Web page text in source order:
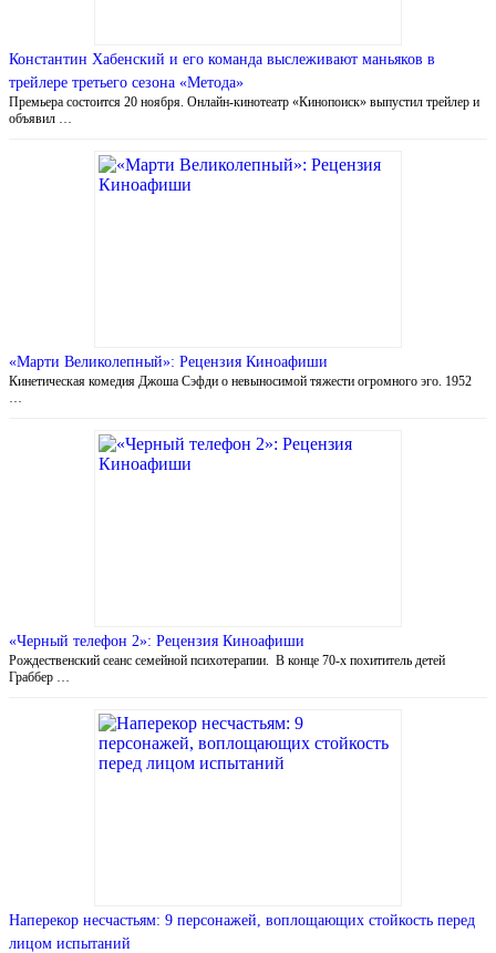
Константин Хабенский и его команда выслеживают маньяков в
трейлере третьего сезона «Метода»
Премьера состоится 20 ноября. Онлайн-кинотеатр «Кинопоиск» выпустил трейлер и
объявил …
«Марти Великолепный»: Рецензия Киноафиши
Кинетическая комедия Джоша Сэфди о невыносимой тяжести огромного эго. 1952
«Черный телефон 2»: Рецензия Киноафиши
Рождественский сеанс семейной психотерапии. В конце 70-х похититель детей
Граббер …
Наперекор несчастьям: 9 персонажей, воплощающих стойкость перед
лицом испытаний